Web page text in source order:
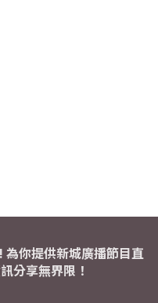
你提供新城廣播節目直
分享無界限！